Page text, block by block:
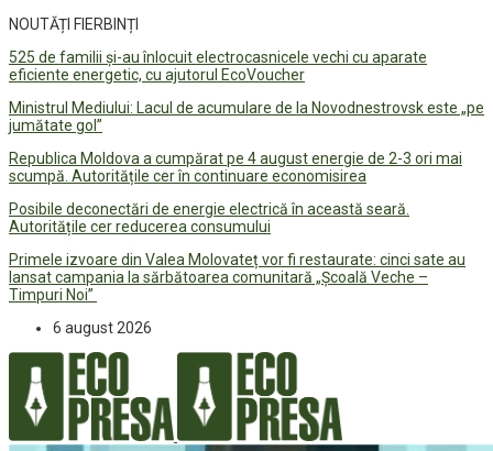
NOUTĂȚI FIERBINȚI
525 de familii și-au înlocuit electrocasnicele vechi cu aparate
eficiente energetic, cu ajutorul EcoVoucher
Ministrul Mediului: Lacul de acumulare de la Novodnestrovsk este „pe
jumătate gol”
Republica Moldova a cumpărat pe 4 august energie de 2-3 ori mai
scumpă. Autoritățile cer în continuare economisirea
Posibile deconectări de energie electrică în această seară.
Autoritățile cer reducerea consumului
Primele izvoare din Valea Molovateț vor fi restaurate: cinci sate au
lansat campania la sărbătoarea comunitară „Școală Veche –
Timpuri Noi”
6 august 2026